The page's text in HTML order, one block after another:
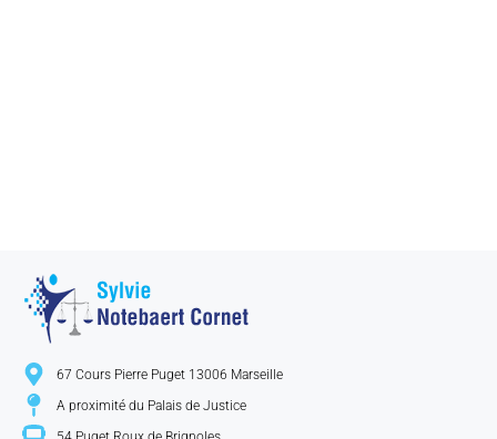
67 Cours Pierre Puget 13006 Marseille
A proximité du Palais de Justice​